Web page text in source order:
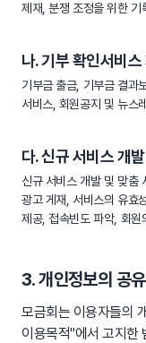
제재, 분쟁 조정을 위한
나. 기부 확인서비스
기부금 출금, 기부금 결과
서비스, 회원공지 및 뉴스
다. 신규 서비스 개
신규 서비스 개발 및 맞춤
광고 게재, 서비스의 유효
제공, 접속빈도 파악, 회원
3. 개인정보의 공
모금회는 이용자들의
이용목적"에서 고지한